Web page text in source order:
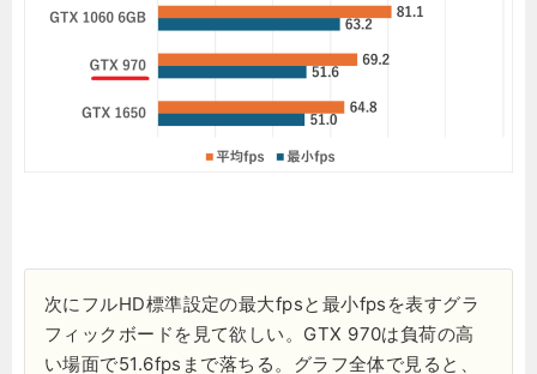
次にフルHD標準設定の最大fpsと最小fpsを表すグラ
フィックボードを見て欲しい。GTX 970は負荷の高
い場面で51.6fpsまで落ちる。グラフ全体で見ると、